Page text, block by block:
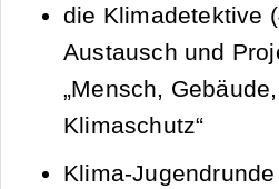
die Klimadetektive
Austausch und
„Mensch,
Klimaschutz“
Klima-